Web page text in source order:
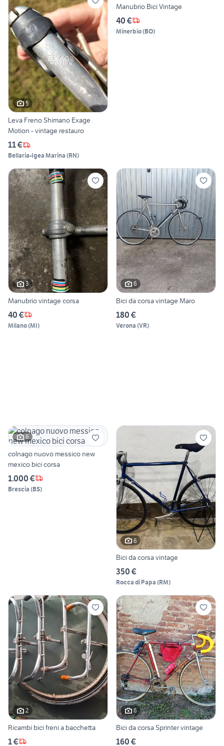
5
Leva Freno Shimano Exage
Motion - vintage restauro
11 €
Bellaria-Igea Marina (RN)
Manubrio Bici Vintage
40 €
Minerbio(BO)
3
Manubrio vintage corsa
40 €
Milano(MI)
6
Bici da corsa vintage Maro
180 €
Verona (VR)
6
colnago nuovo messico new
mexico bici corsa
1.000 €
Brescia (BS)
6
Bici da corsa vintage
350 €
Rocca di Papa (RM)
2
Ricambi bici freni a bacchetta
1 €
6
Bici da corsa Sprinter vintage
160 €